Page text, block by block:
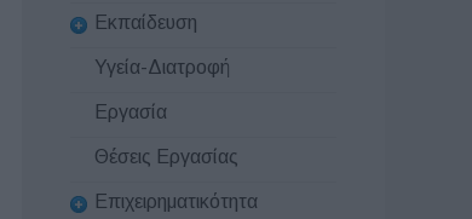
Εκπαίδευση
Υγεία-Διατροφή
Εργασία
Θέσεις Εργασίας
Επιχειρηματικότητα